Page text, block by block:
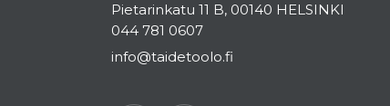
Pietarinkatu 11 B, 00140 HELSINKI
044 781 0607
info@taidetoolo.fi